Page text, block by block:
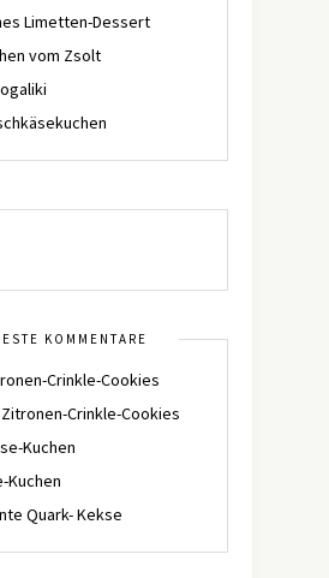
Limetten-Dessert
vom Zsolt
KOMMENTARE
Crinkle-Cookies
Zitronen-Crinkle-Cookies
Kuchen
Kuchen
Quark- Kekse